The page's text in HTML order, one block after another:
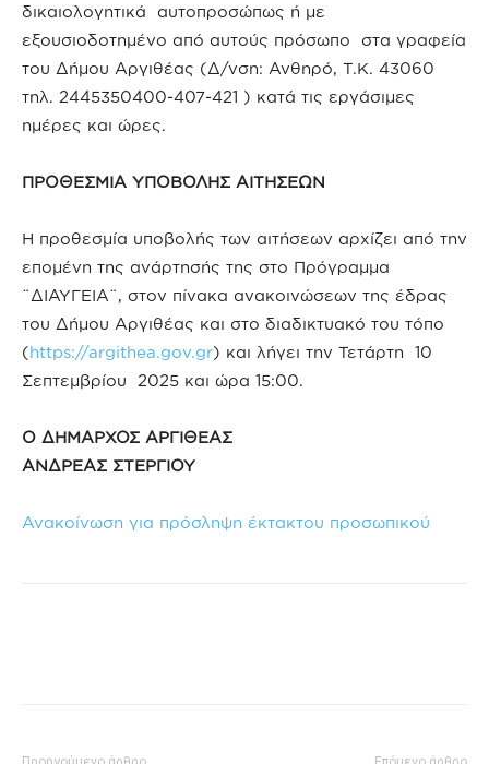
δικαιολογητικά αυτοπροσώπως ή με
εξουσιοδοτημένο από αυτούς πρόσωπο στα γραφεία
του Δήμου Αργιθέας (Δ/νση: Ανθηρό, Τ.Κ. 43060
τηλ. 2445350400-407-421 ) κατά τις εργάσιμες
ημέρες και ώρες.
ΠΡΟΘΕΣΜΙΑ ΥΠΟΒΟΛΗΣ ΑΙΤΗΣΕΩΝ
Η προθεσμία υποβολής των αιτήσεων αρχίζει από την
επομένη της ανάρτησής της στο Πρόγραμμα
¨ΔΙΑΥΓΕΙΑ¨, στον πίνακα ανακοινώσεων της έδρας
του Δήμου Αργιθέας και στο διαδικτυακό του τόπο
(https://argithea.gov.gr) και λήγει την Τετάρτη 10
Σεπτεμβρίου 2025 και ώρα 15:00.
Ο ΔΗΜΑΡΧΟΣ ΑΡΓΙΘΕΑΣ
ΑΝΔΡΕΑΣ ΣΤΕΡΓΙΟΥ
Ανακοίνωση για πρόσληψη έκτακτου προσωπικού